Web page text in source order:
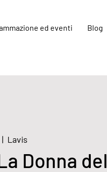
ed eventi Blog
|
Lavis
Donna del